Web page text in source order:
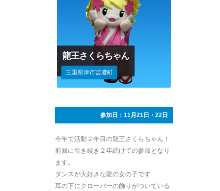
龍王さくらちゃん
三重県津市芸濃町
参加日：11月21日・22日
今年で活動２年目の龍王さくらちゃん！
前回に引き続き２年続けての参加となり
ます。
ダンスが大好きな龍の女の子です
耳の下にクローバーの飾りがついている